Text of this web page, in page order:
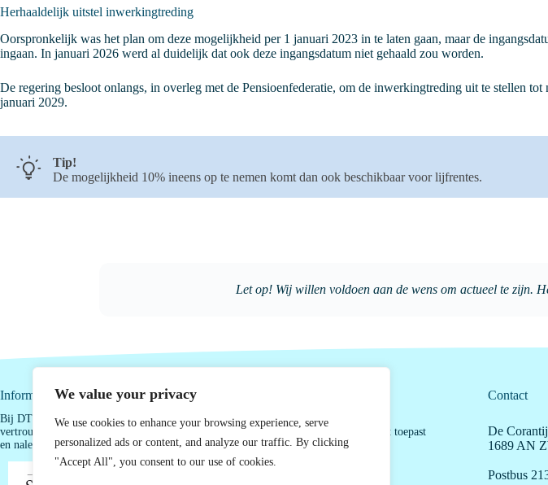
We value your privacy
We use cookies to enhance your browsing experience, serve
personalized ads or content, and analyze our traffic. By clicking
"Accept All", you consent to our use of cookies.
Herhaaldelijk uitstel inwerkingtreding
Oorspronkelijk was het plan om deze mogelijkheid per 1 januari 2023 in te laten gaan, maar de
ingaan. In januari 2026 werd al duidelijk dat ook deze ingangsdatum niet gehaald zou worden.
De regering besloot onlangs, in overleg met de Pensioenfederatie, om de inwerkingtreding uit te stellen
januari 2029.
Tip!
De mogelijkheid 10% ineens op te nemen komt dan ook beschikbaar voor lijfrentes.
Let op! Wij willen voldoen aan de wens om actueel te zijn.
Informatie
Bij DTG Accountants begrijpen we hoe belangrijk het is dat u als ondernemer kunt
vertrouwen op uw cijfers en zeker weet dat uw organisatie de geldende regels correct toepast
en naleeft.
Contact
De
1689 AN
Postbus